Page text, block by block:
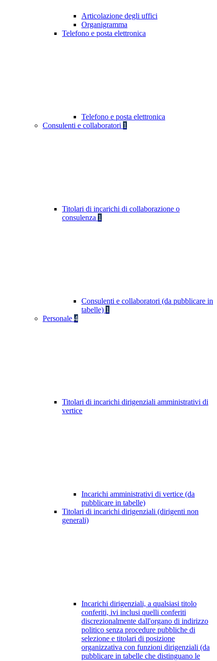
Articolazione degli uffici
Organigramma
Telefono e posta elettronica
Telefono e posta elettronica
Consulenti e collaboratori 1
Titolari di incarichi di collaborazione o
consulenza 1
Consulenti e collaboratori (da pubblicare in
tabelle) 1
Personale 4
Titolari di incarichi dirigenziali amministrativi di
vertice
Incarichi amministrativi di vertice (da
pubblicare in tabelle)
Titolari di incarichi dirigenziali (dirigenti non
generali)
Incarichi dirigenziali, a qualsiasi titolo
conferiti, ivi inclusi quelli conferiti
discrezionalmente dall'organo di indirizzo
politico senza procedure pubbliche di
selezione e titolari di posizione
organizzativa con funzioni dirigenziali (da
pubblicare in tabelle che distinguano le